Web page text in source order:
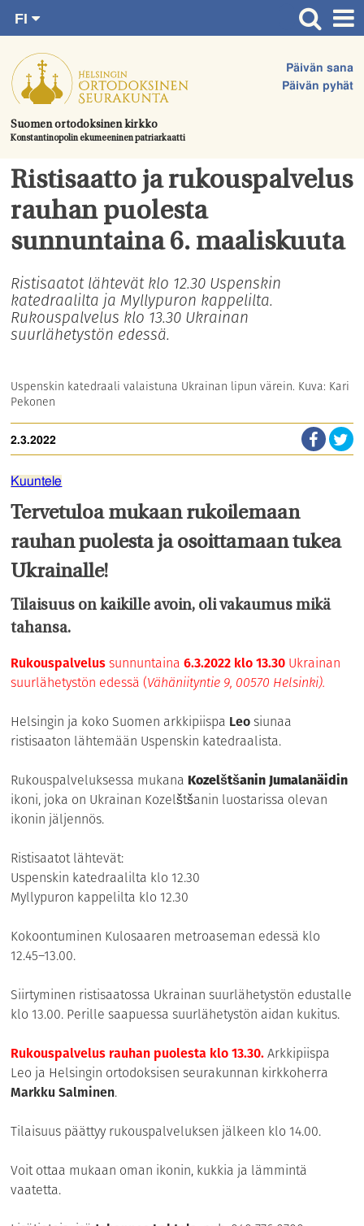
suoraan
sisältöön.
Suomen ortodoksinen kirkko
Konstantinopolin ekumeeninen patriarkaatti
Päivän sana
Päivän pyhät
FI
SV
EN
UA
Etusivu
Ajankohtaista
Juhlat & toimitukset
Kirkot
Apua & tukea
Tule mukaan
Yhteystiedot
Ristisaatto ja rukouspalvelus
rauhan puolesta
sunnuntaina 6. maaliskuuta
Ristisaatot lähtevät klo 12.30 Uspenskin
katedraalilta ja Myllypuron kappelilta.
Rukouspalvelus klo 13.30 Ukrainan
suurlähetystön edessä.
Uspenskin katedraali valaistuna Ukrainan lipun värein. Kuva: Kari
Pekonen
2.3.2022
Kuuntele
Tervetuloa mukaan rukoilemaan
rauhan puolesta ja osoittamaan tukea
Ukrainalle!
Tilaisuus on kaikille avoin, oli vakaumus mikä
tahansa.
Rukouspalvelussunnuntaina6.3.2022 klo 13.30 Ukrainan
suurlähetystön edessä (Vähäniityntie 9, 00570 Helsinki).
Helsingin ja koko Suomen arkkipiispa Leosiunaa
ristisaaton lähtemään Uspenskin katedraalista.
Rukouspalveluksessa mukanaKozelštšanin Jumalanäidin
ikoni, joka on Ukrainan Kozelštšanin luostarissa olevan
ikonin jäljennös.
Ristisaatot lähtevät:
Uspenskin katedraalilta klo 12.30
Myllypuron kappelilta klo 12.30
Kokoontuminen Kulosaaren metroaseman edessä klo
12.45–13.00.
Siirtyminen ristisaatossa Ukrainan suurlähetystön edustalle
klo 13.00. Perille saapuessa suurlähetystön aidan kukitus.
Rukouspalvelus rauhan puolesta klo 13.30.Arkkipiispa
Leo ja Helsingin ortodoksisen seurakunnan kirkkoherra
Markku Salminen.
Tilaisuus päättyy rukouspalveluksen jälkeen klo 14.00.
Voit ottaa mukaan oman ikonin, kukkia ja lämmintä
vaatetta.